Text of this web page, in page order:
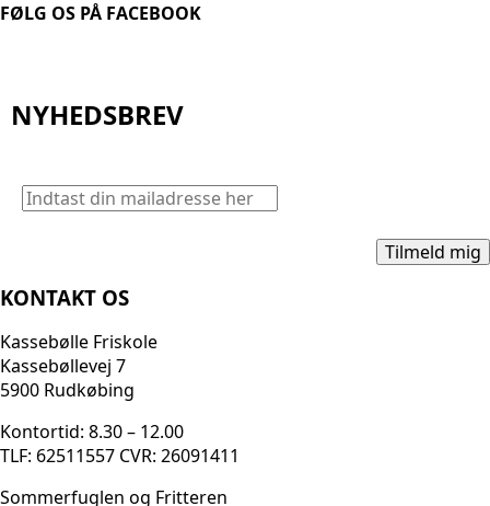
FØLG OS PÅ FACEBOOK
NYHEDSBREV
KONTAKT OS
Kassebølle Friskole
Kassebøllevej 7
5900 Rudkøbing
Kontortid: 8.30 – 12.00
TLF: 62511557 CVR: 26091411
Sommerfuglen og Fritteren